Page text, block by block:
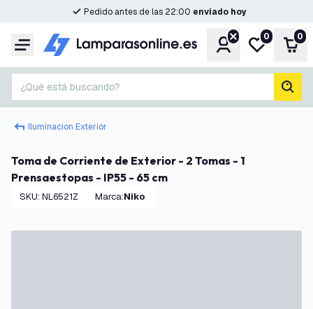
Pedido antes de las 22:00 enviado hoy
Menú CuentaMi lista de
0 0
¿Qué está buscando?
Iluminacion Exterior
Toma de Corriente de Exterior - 2 Tomas - 1
Prensaestopas - IP55 - 65 cm
SKU: NL6521Z Marca: Niko